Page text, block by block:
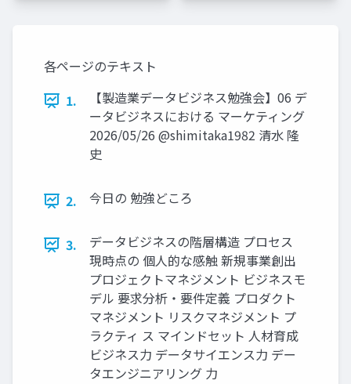
各ページのテキスト
1.
【製造業データビジネス勉強会】06 デ
ータビジネスにおける マーケティング
2026/05/26 @shimitaka1982 清水 隆
史
2. 今日の 勉強どころ
3.
データビジネスの階層構造 プロセス
現時点の 個人的な感触 新規事業創出
プロジェクトマネジメント ビジネスモ
デル 要求分析・要件定義 プロダクト
マネジメント リスクマネジメント プ
ラクティ ス マインドセット 人材育成
ビジネス力 データサイエンス力 デー
タエンジニアリング 力